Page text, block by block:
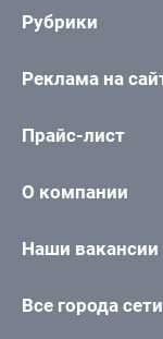
Рубрики
Реклама на
Прайс-лист
О компании
Наши вакансии
Все города сети